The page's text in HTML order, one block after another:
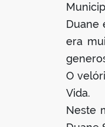
Duane
era
O
Vida.
Neste